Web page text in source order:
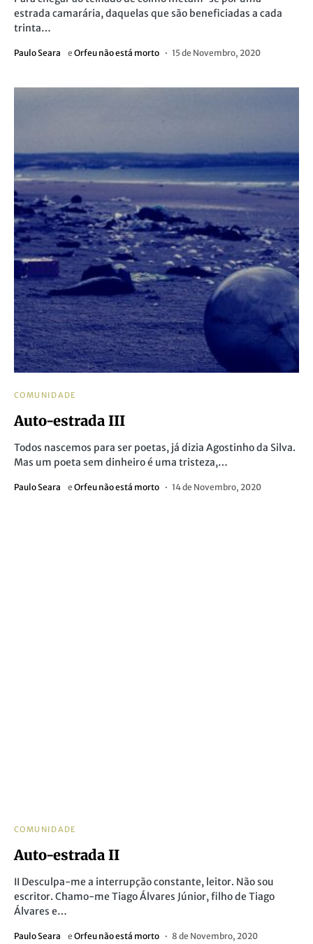
estrada camarária, daquelas que são beneficiadas a cada
trinta…
Paulo Seara e Orfeu não está morto 15 de Novembro, 2020
COMUNIDADE
Auto-estrada III
Todos nascemos para ser poetas, já dizia Agostinho da Silva.
Mas um poeta sem dinheiro é uma tristeza,…
Paulo Seara e Orfeu não está morto 14 de Novembro, 2020
COMUNIDADE
Auto-estrada II
II Desculpa-me a interrupção constante, leitor. Não sou
escritor. Chamo-me Tiago Álvares Júnior, filho de Tiago
Álvares e…
Paulo Seara e Orfeu não está morto 8 de Novembro, 2020